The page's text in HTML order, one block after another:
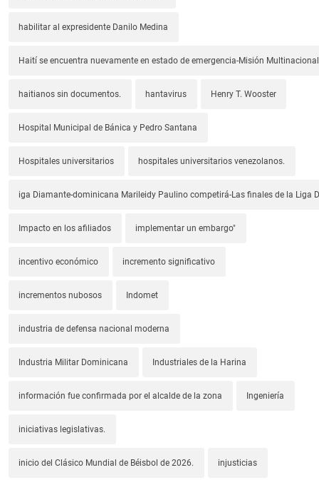
habilitar al expresidente Danilo Medina
Haití se encuentra nuevamente en estado de emergencia-Misión
haitianos sin documentos. hantavirus Henry T. Wooster
Hospital Municipal de Bánica y Pedro Santana
Hospitales universitarios hospitales universitarios venezolanos.
iga Diamante-dominicana Marileidy Paulino competirá-Las finales de la Liga
Impacto en los afiliados implementar un embargo"
incentivo económico incremento significativo
incrementos nubosos Indomet
industria de defensa nacional moderna
Industria Militar Dominicana Industriales de la Harina
información fue confirmada por el alcalde de la zona Ingeniería
iniciativas legislativas.
inicio del Clásico Mundial de Béisbol de 2026. injusticias